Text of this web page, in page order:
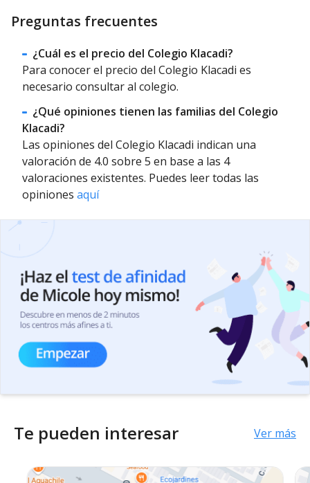
Preguntas frecuentes
¿Cuál es el precio del Colegio Klacadi?
Para conocer el precio del Colegio Klacadi es
necesario consultar al colegio.
¿Qué opiniones tienen las familias del Colegio
Klacadi?
Las opiniones del Colegio Klacadi indican una
valoración de 4.0 sobre 5 en base a las 4
valoraciones existentes. Puedes leer todas las
opiniones aquí
Te pueden interesar Ver más